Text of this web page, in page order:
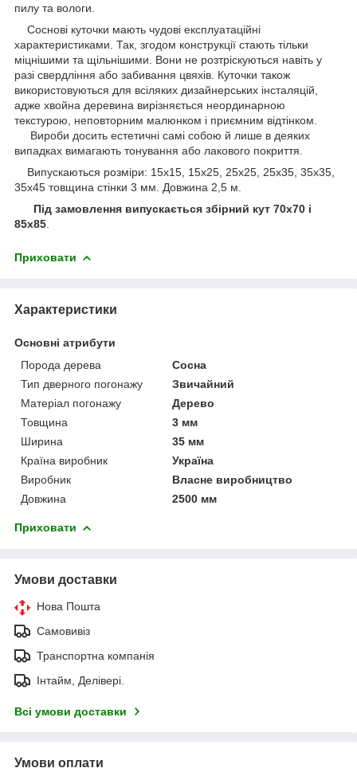
пилу та вологи.
Соснові куточки мають чудові експлуатаційні
характеристиками. Так, згодом конструкції стають тільки
міцнішими та щільнішими. Вони не розтріскуються навіть у
разі свердління або забивання цвяхів. Куточки також
використовуються для всіляких дизайнерських інсталяцій,
адже хвойна деревина вирізняється неординарною
текстурою, неповторним малюнком і приємним відтінком.
Вироби досить естетичні самі собою й лише в деяких
випадках вимагають тонування або лакового покриття.
Випускаються розміри: 15х15, 15х25, 25х25, 25х35, 35х35,
35х45 товщина стінки 3 мм. Довжина 2,5 м.
Під замовлення випускається збірний кут 70х70 і
85х85
Приховати
Характеристики
Основні атрибути
Порода дерева
Сосна
Тип дверного погонажу
Звичайний
Матеріал погонажу
Дерево
Товщина
3 мм
Ширина
35 мм
Країна виробник
Україна
Виробник
Власне виробництво
Довжина
2500 мм
Приховати
Умови доставки
Нова Пошта
Самовивіз
Транспортна компанія
Інтайм, Делівері.
Всі умови доставки
Умови оплати